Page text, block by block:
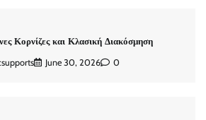
Κορνίζες και Κλασική Διακόσμηση
June 30, 2026 0